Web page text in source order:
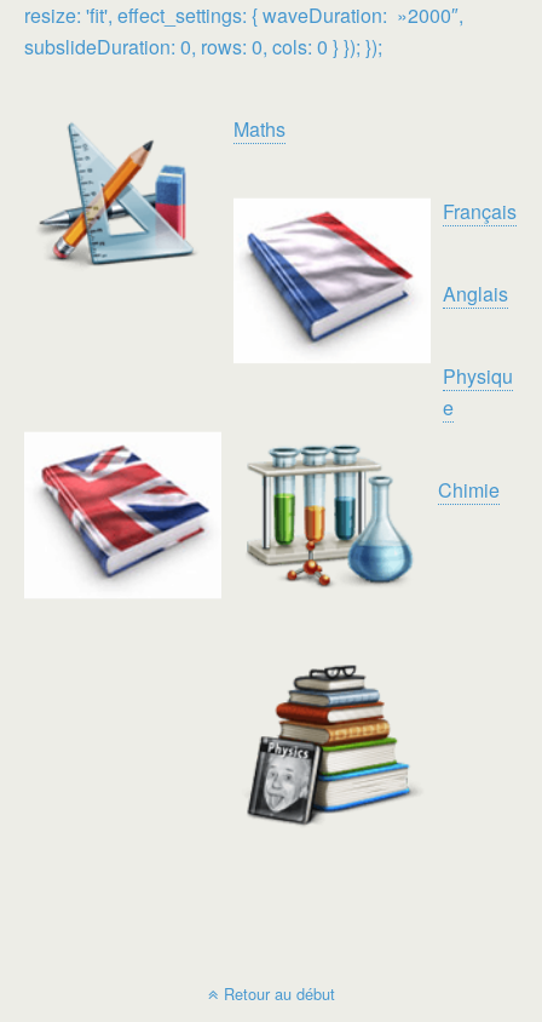
resize: 'fit', effect_settings: { waveDuration: »2000″,
subslideDuration: 0, rows: 0, cols: 0 } }); });
Maths
Français
Anglais
Physiqu
e
Chimie
Retour au début